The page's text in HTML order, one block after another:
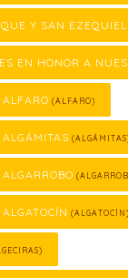
Y SAN EZEQUIEL
EN HONOR A
(ALFARO)
(ALGATOCÍN)